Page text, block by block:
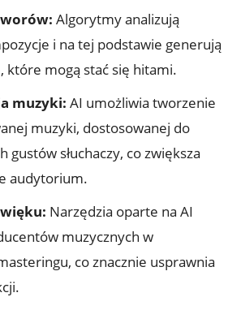
Algorytmy analizują
i na tej podstawie generują
które mogą stać się hitami.
muzyki: AI umożliwia tworzenie
muzyki, dostosowanej do
gustów słuchaczy, co zwiększa
audytorium.
Narzędzia oparte na AI
muzycznych w
co znacznie usprawnia